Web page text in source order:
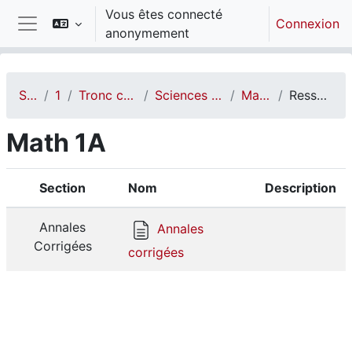
Passer au contenu principal
Panneau latéral
Vous êtes connecté
anonymement
Connexion
STPI 1A Tronc commun Sciences de base Math 1A Ressources
Math 1A
Section Nom Description
Annales
Corrigées
Annales
corrigées